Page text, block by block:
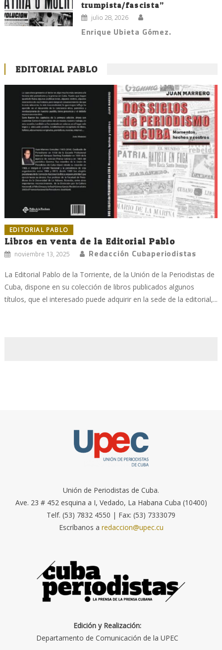
trumpista/fascista”
julio 28, 2026
Enrique Ubieta Gómez.
EDITORIAL PABLO
EDITORIAL PABLO
Libros en venta de la Editorial Pablo
noviembre 13, 2025 Redacción Cubaperiodistas
La Editorial Pablo de la Torriente, de la Unión de la Periodistas de
Cuba, dispone en su colección de libros publicados algunos
títulos, que el interesado puede adquirir en la sede de la editorial,...
Unión de Periodistas de Cuba.
Ave. 23 # 452 esquina a I, Vedado, La Habana Cuba (10400)
Telf. (53) 7832 4550 | Fax: (53) 7333079
Escríbanos a redaccion@upec.cu
Edición y Realización:
Departamento de Comunicación de la UPEC